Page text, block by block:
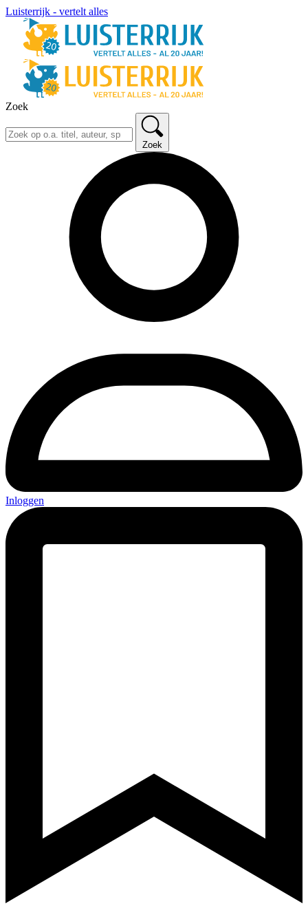
Luisterrijk - vertelt alles
Zoek
Zoek
Inloggen